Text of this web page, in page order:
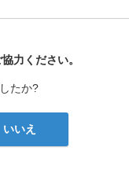
力ください。
たか?
いいえ